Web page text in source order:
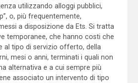
utilizzando alloggi pubblici,
o, più frequentemente,
a disposizione da Ets. Si tratta
temporanee, che hanno costi che
al tipo di servizio offerto, della
mesi o anni, terminati i quali non
alternativa e a cui sempre più
associato un intervento di tipo